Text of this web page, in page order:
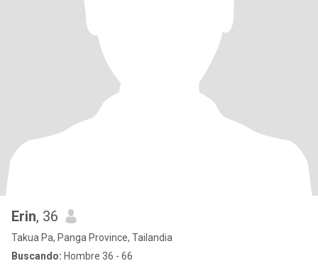
Erin, 36
Takua Pa, Panga Province, Tailandia
Buscando: Hombre 36 - 66